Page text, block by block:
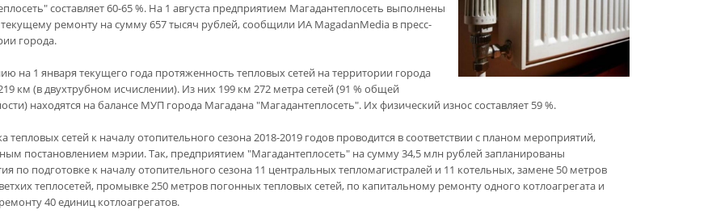
составляет 60-65 %. На 1 августа предприятием Магадантеплосеть выполнены
ремонту на сумму 657 тысяч рублей, сообщили ИА MagadanMedia в пресс-
города.
на 1 января текущего года протяженность тепловых сетей на территории города
км (в двухтрубном исчислении). Из них 199 км 272 метра сетей (91 % общей
находятся на балансе МУП города Магадана "Магадантеплосеть". Их физический износ составляет 59 %.
тепловых сетей к началу отопительного сезона 2018-2019 годов проводится в соответствии с планом мероприятий,
постановлением мэрии. Так, предприятием "Магадантеплосеть" на сумму 34,5 млн рублей запланированы
по подготовке к началу отопительного сезона 11 центральных тепломагистралей и 11 котельных, замене 50 метров
теплосетей, промывке 250 метров погонных тепловых сетей, по капитальному ремонту одного котлоагрегата и
40 единиц котлоагрегатов.